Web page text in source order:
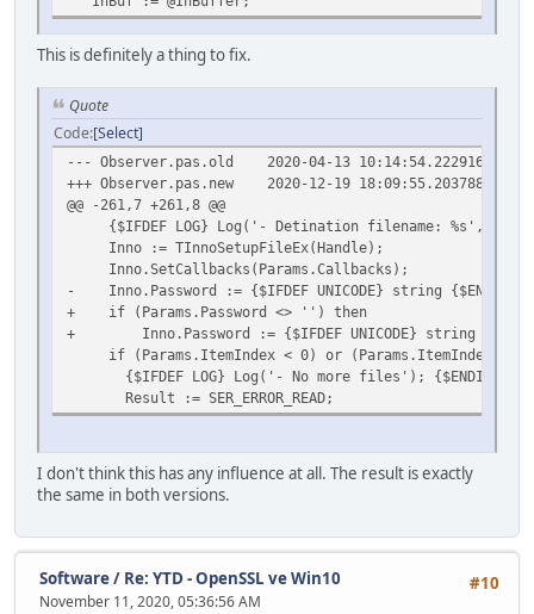
This is definitely a thing to fix.
Quote
Code Select
--- Observer.pas.old
2020-04-13 10:14:54.222916600
+++ Observer.pas.new
2020-12-19 18:09:55.203788000
@@ -261,7 +261,8 @@
{$IFDEF LOG} Log('- Detination filename: %s',
Inno := TInnoSetupFileEx(Handle);
Inno.SetCallbacks(Params.Callbacks);
- Inno.Password := {$IFDEF UNICODE} string {$ENDIF}
+ if (Params.Password <> '') then
+ Inno.Password := {$IFDEF UNICODE} string
if (Params.ItemIndex < 0) or (Params.ItemIndex >=
{$IFDEF LOG} Log('- No more files'); {$ENDIF}
Result := SER_ERROR_READ;
I don't think this has any influence at all. The result is exactly
the same in both versions.
#10
Software/ Re: YTD - OpenSSL ve Win10
November 11, 2020, 05:36:56 AM